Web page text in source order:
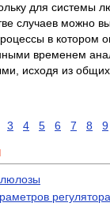
для системы
случаев можно
в котором
временем
исходя из общих
3 4 5 6 7 8 9